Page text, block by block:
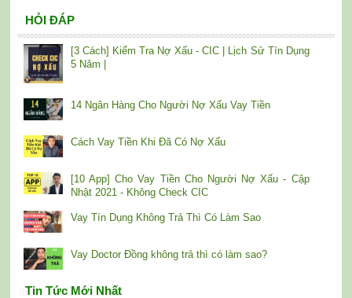
HỎI ĐÁP
[3 Cách] Kiểm Tra Nợ Xấu - CIC | Lịch Sử Tín Dụng
5 Năm |
14 Ngân Hàng Cho Người Nợ Xấu Vay Tiền
Cách Vay Tiền Khi Đã Có Nợ Xấu
[10 App] Cho Vay Tiền Cho Người Nợ Xấu - Cập
Nhật 2021 - Không Check CIC
Vay Tín Dụng Không Trả Thì Có Làm Sao
Vay Doctor Đồng không trả thì có làm sao?
Tin Tức Mới Nhất